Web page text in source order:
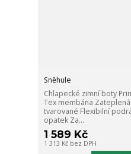
Sněhule
Chlapecké zimní boty
Tex membána
tvarované Flexibilní
opatek Za...
1 589 Kč
1 313 Kč bez DPH